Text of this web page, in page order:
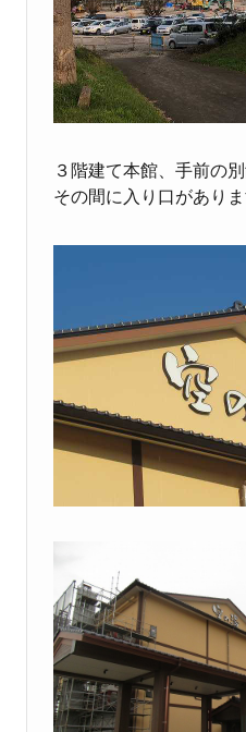
３階建て本館、手前の
その間に入り口がありま